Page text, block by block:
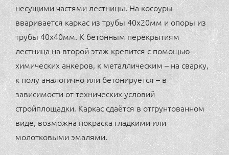
несущими частями лестницы. На косоуры
вваривается каркас из трубы 40х20мм и опоры из
трубы 40х40мм. К бетонным перекрытиям
лестница на второй этаж крепится с помощью
химических анкеров, к металлическим – на сварку,
к полу аналогично или бетонируется – в
зависимости от технических условий
стройплощадки. Каркас сдаётся в отгрунтованном
виде, возможна покраска гладкими или
молотковыми эмалями.